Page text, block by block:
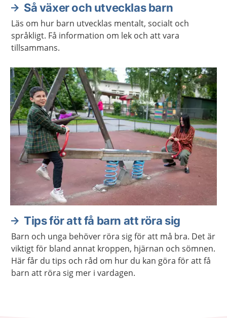
Så växer och utvecklas barn
Läs om hur barn utvecklas mentalt, socialt och
språkligt. Få information om lek och att vara
tillsammans.
Tips för att få barn att röra sig
Barn och unga behöver röra sig för att må bra. Det är
viktigt för bland annat kroppen, hjärnan och sömnen.
Här får du tips och råd om hur du kan göra för att få
barn att röra sig mer i vardagen.